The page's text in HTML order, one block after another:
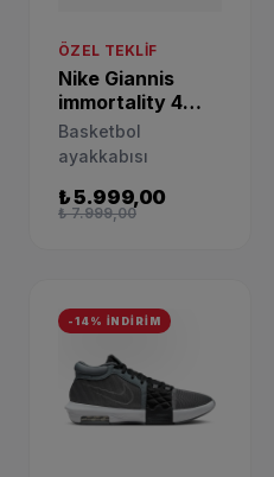
ÖZEL TEKLIF
Nike Giannis
immortality 4
Erkek Mavi
Basketbol
Ayakkabısı
FQ3680-302
Basketbol
ayakkabısı
₺ 5.999,00
₺ 7.999,00
-14% İNDİRİM